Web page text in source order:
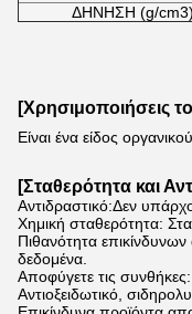
ΔΗΝΗΣΗ (g/cm3)
[Χρησιμοποιήσεις
Είναι ένα είδος
[Σταθερότητα και
Αντιδραστικό:Δεν
Χημική σταθερότητα:
Πιθανότητα
δεδομένα.
Αποφύγετε τις
Αντιοξειδωτικό,